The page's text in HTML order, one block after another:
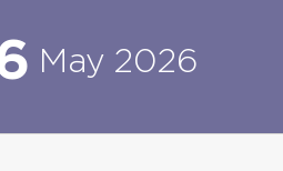
May 2026